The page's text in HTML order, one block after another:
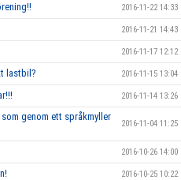
2016-11-22 14:33
2016-11-21 14:43
2016-11-17 12:12
lastbil? 2016-11-15 13:04
2016-11-14 13:26
genom ett språkmyller
2016-11-04 11:25
2016-10-26 14:00
2016-10-25 10:22